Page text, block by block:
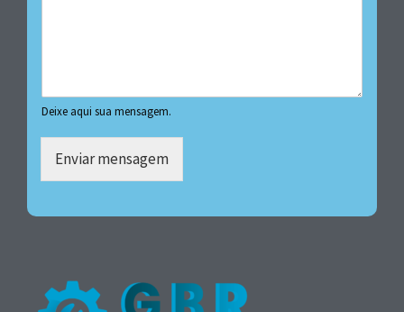
Deixe aqui sua mensagem.
Enviar mensagem